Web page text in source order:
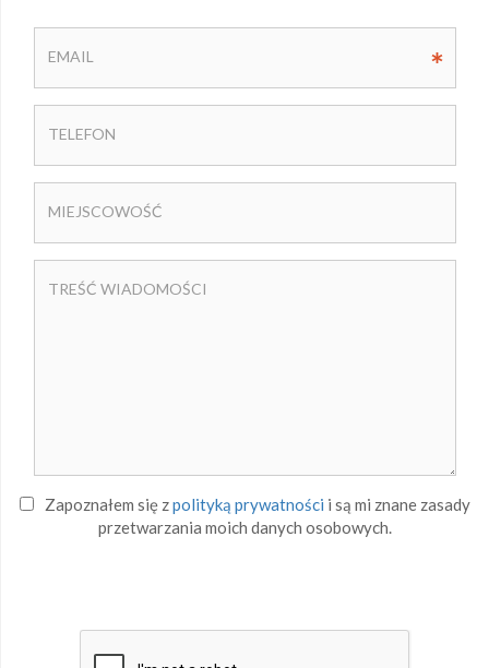
Zapoznałem się zpolityką prywatności i są mi znane zasady
przetwarzania moich danych osobowych.